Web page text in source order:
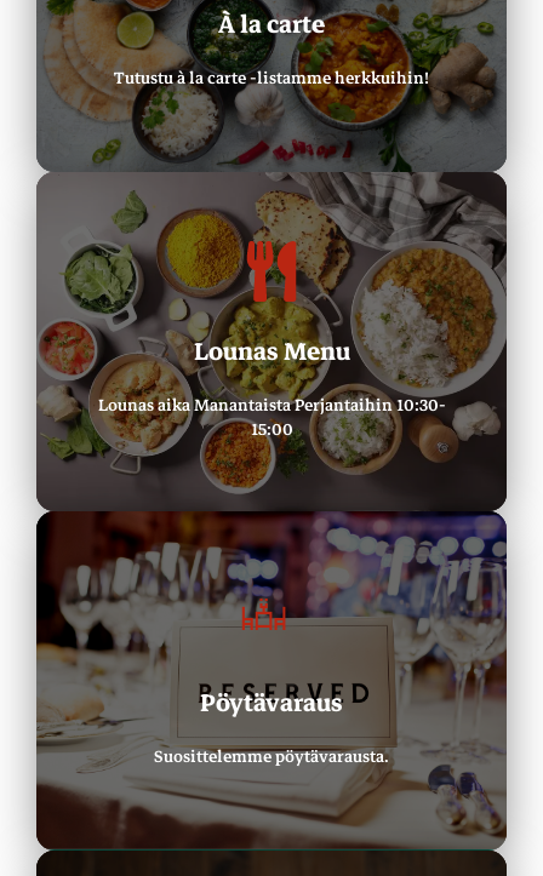
À la carte
Tutustu à la carte -listamme herkkuihin!
À la Carte -herkut
Lounas Menu
Lounas aika Manantaista Perjantaihin 10:30-
15:00
Lounas Buffee
Tutustu Menuun
Pöytävaraus
Suosittelemme pöytävarausta.
Tee pöytävaraus